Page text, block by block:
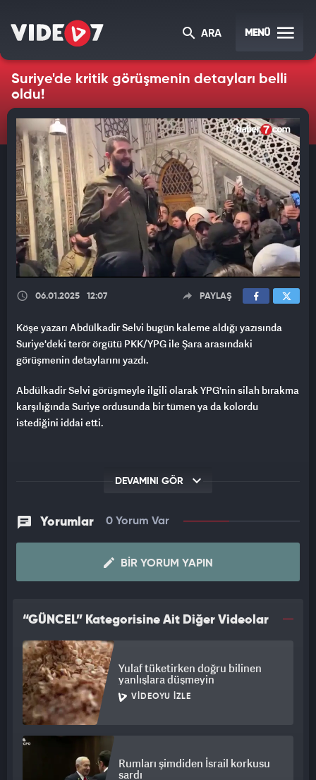
ARA MENÜ
Suriye'de kritik görüşmenin detayları belli
oldu!
06.01.2025 12:07 PAYLAŞ
Köşe yazarı Abdülkadir Selvi bugün kaleme aldığı yazısında
Suriye'deki terör örgütü PKK/YPG ile Şara arasındaki
görüşmenin detaylarını yazdı.
Abdülkadir Selvi görüşmeyle ilgili olarak YPG'nin silah bırakma
karşılığında Suriye ordusunda bir tümen ya da kolordu
istediğini iddai etti.
DEVAMINI GÖR
Yorumlar 0 Yorum Var
BIR YORUM YAPIN
“GÜNCEL” Kategorisine Ait Diğer Videolar
Yulaf tüketirken doğru bilinen
yanlışlara düşmeyin
VIDEOYU İZLE
Rumları şimdiden İsrail korkusu
sardı